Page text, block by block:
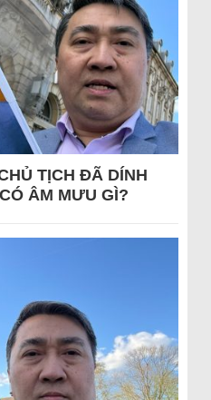
TỊCH ĐÃ DÍNH
ÂM MƯU GÌ?